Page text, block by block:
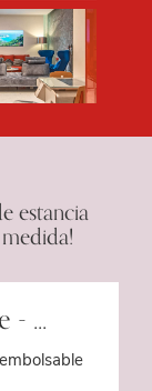
estancia
- ...